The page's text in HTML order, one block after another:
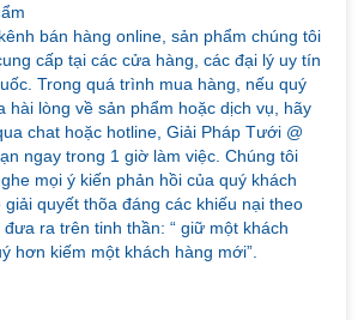
bán hàng online, sản phẩm chúng tôi
cấp tại các cửa hàng, các đại lý uy tín
Trong quá trình mua hàng, nếu quý
hài lòng về sản phẩm hoặc dịch vụ, hãy
chat hoặc hotline, Giải Pháp Tưới @
ngay trong 1 giờ làm việc. Chúng tôi
mọi ý kiến phản hồi của quý khách
giải quyết thõa đáng các khiếu nại theo
ra trên tinh thần: “ giữ một khách
hơn kiếm một khách hàng mới”.